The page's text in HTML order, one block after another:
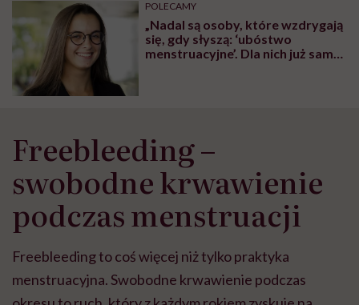
POLECAMY
„Nadal są osoby, które wzdrygają
się, gdy słyszą: ‘ubóstwo
menstruacyjne’. Dla nich już sam
Freebleeding –
swobodne krwawienie
podczas menstruacji
Freebleeding to coś więcej niż tylko praktyka
menstruacyjna. Swobodne krwawienie podczas